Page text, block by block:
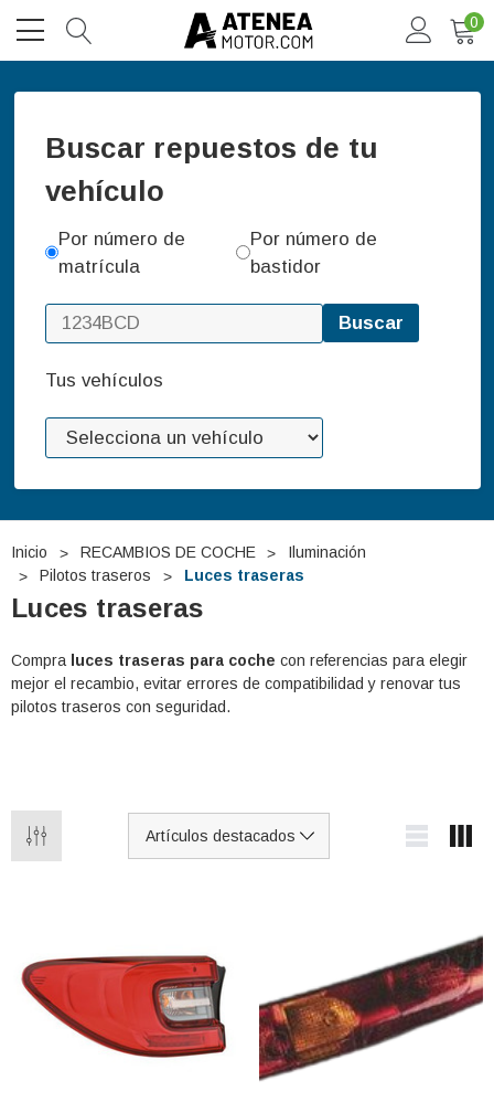
0
Buscar repuestos de tu
vehículo
Por número de
matrícula
Por número de
bastidor
Buscar
Tus vehículos
Inicio RECAMBIOS DE COCHE
Iluminación
Pilotos traseros
Luces traseras
Luces traseras
Compra luces traseras para coche con referencias para elegir
mejor el recambio, evitar errores de compatibilidad y renovar tus
pilotos traseros con seguridad.
€275,29 €127,87
AÑADIR AL CARRITO